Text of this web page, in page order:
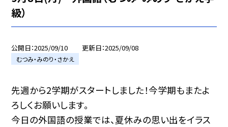
級）
公開日 2025/09/10 更新日 2025/09/08
むつみ・みのり・さかえ
先週から2学期がスタートしました！今学期もまたよ
ろしくお願いします。
今日の外国語の授業では、夏休みの思い出をイラス